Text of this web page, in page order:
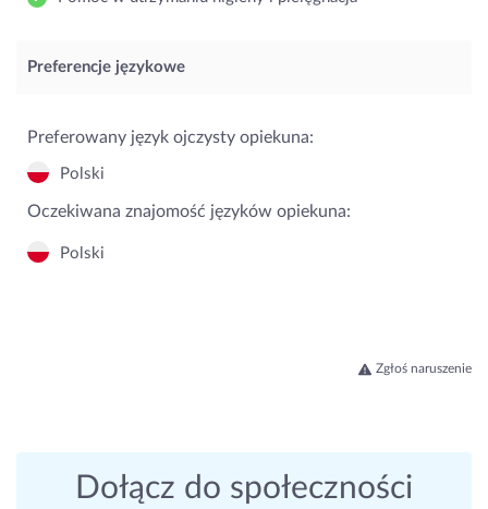
Preferencje językowe
Preferowany język ojczysty opiekuna:
Polski
Oczekiwana znajomość języków opiekuna:
Polski
Zgłoś naruszenie
Dołącz do społeczności